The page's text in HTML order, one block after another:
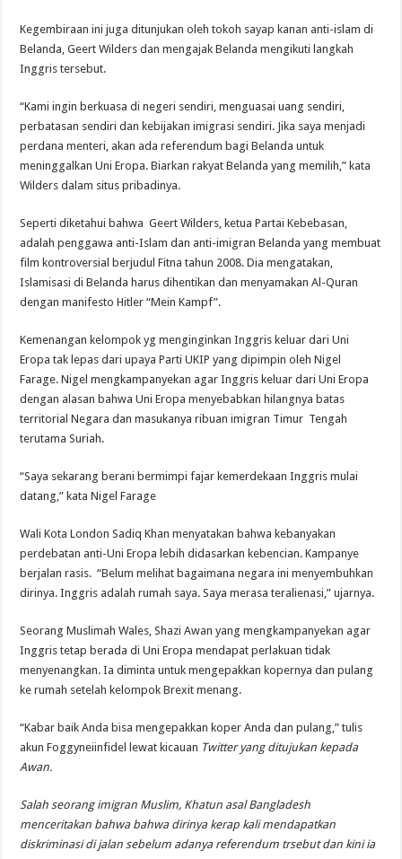
Kegembiraan ini juga ditunjukan oleh tokoh sayap kanan anti-islam di
Belanda, Geert Wilders dan mengajak Belanda mengikuti langkah
Inggris tersebut.
“Kami ingin berkuasa di negeri sendiri, menguasai uang sendiri,
perbatasan sendiri dan kebijakan imigrasi sendiri. Jika saya menjadi
perdana menteri, akan ada referendum bagi Belanda untuk
meninggalkan Uni Eropa. Biarkan rakyat Belanda yang memilih,” kata
Wilders dalam situs pribadinya.
Seperti diketahui bahwa Geert Wilders, ketua Partai Kebebasan,
adalah penggawa anti-Islam dan anti-imigran Belanda yang membuat
film kontroversial berjudul Fitna tahun 2008. Dia mengatakan,
Islamisasi di Belanda harus dihentikan dan menyamakan Al-Quran
dengan manifesto Hitler “Mein Kampf”.
Kemenangan kelompok yg menginginkan Inggris keluar dari Uni
Eropa tak lepas dari upaya Parti UKIP yang dipimpin oleh Nigel
Farage. Nigel mengkampanyekan agar Inggris keluar dari Uni Eropa
dengan alasan bahwa Uni Eropa menyebabkan hilangnya batas
territorial Negara dan masukanya ribuan imigran Timur Tengah
terutama Suriah.
“Saya sekarang berani bermimpi fajar kemerdekaan Inggris mulai
datang,” kata Nigel Farage
Wali Kota London Sadiq Khan menyatakan bahwa kebanyakan
perdebatan anti-Uni Eropa lebih didasarkan kebencian. Kampanye
berjalan rasis. “Belum melihat bagaimana negara ini menyembuhkan
dirinya. Inggris adalah rumah saya. Saya merasa teralienasi,” ujarnya.
Seorang Muslimah Wales, Shazi Awan yang mengkampanyekan agar
Inggris tetap berada di Uni Eropa mendapat perlakuan tidak
menyenangkan. Ia diminta untuk mengepakkan kopernya dan pulang
ke rumah setelah kelompok Brexit menang.
“Kabar baik Anda bisa mengepakkan koper Anda dan pulang,” tulis
akun Foggyneiinfidel lewat kicauan Twitter yang ditujukan kepada
Awan.
Salah seorang imigran Muslim, Khatun asal Bangladesh
menceritakan bahwa bahwa dirinya kerap kali mendapatkan
diskriminasi di jalan sebelum adanya referendum trsebut dan kini ia